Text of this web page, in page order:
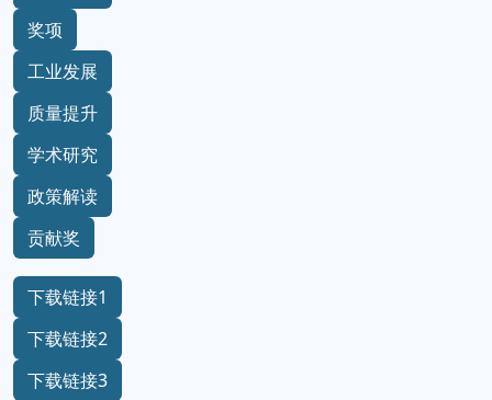
奖项
工业发展
质量提升
学术研究
政策解读
贡献奖
下载链接1
下载链接2
下载链接3